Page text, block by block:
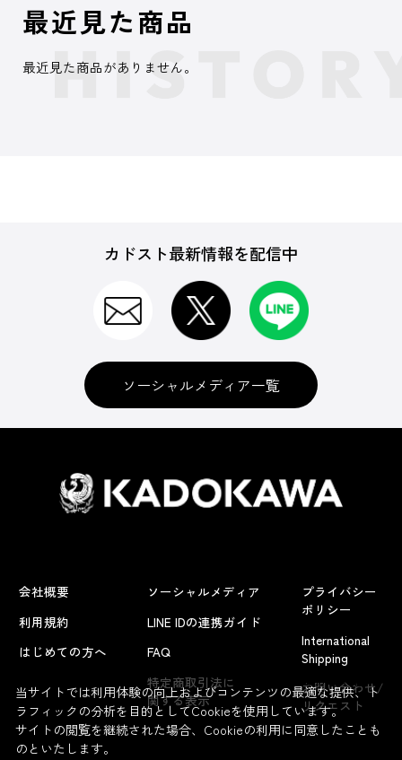
よくあるお問い合わせ
最近見た商品
最近見た商品がありません。
カドスト最新情報を配信中
ソーシャルメディア一覧
会社概要
利用規約
はじめての方へ
ソーシャルメディア
LINE IDの連携ガイド
FAQ
特定商取引法に
関する表示
プライバシー
ポリシー
International
Shipping
お問い合わせ/
リクエスト
当サイトでは利用体験の向上およびコンテンツの最適な提供、ト
ラフィックの分析を目的としてCookieを使用しています。
サイトの閲覧を継続された場合、Cookieの利用に同意したことも
のといたします。